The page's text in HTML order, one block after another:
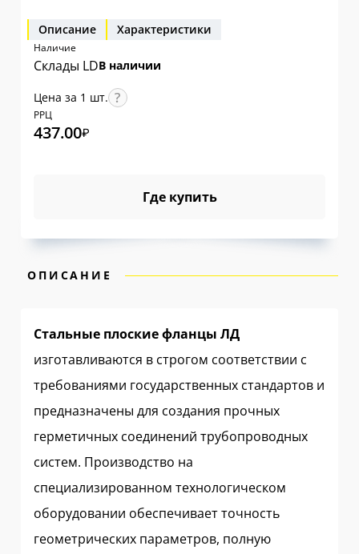
Описание Характеристики
Наличие
Склады LDВ наличии
Цена за 1 шт.
РРЦ
437.00₽
Где купить
ОПИСАНИЕ
Стальные плоские фланцы ЛД
изготавливаются в строгом соответствии с
требованиями государственных стандартов и
предназначены для создания прочных
герметичных соединений трубопроводных
систем. Производство на
специализированном технологическом
оборудовании обеспечивает точность
геометрических параметров, полную